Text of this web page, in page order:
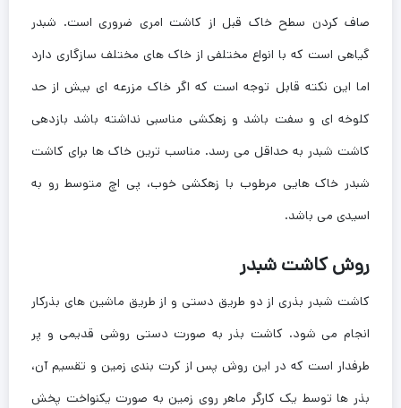
صاف کردن سطح خاک قبل از کاشت امری ضروری است. شبدر
گیاهی است که با انواع مختلفی از خاک های مختلف سازگاری دارد
اما این نکته قابل توجه است که اگر خاک مزرعه ای بیش از حد
کلوخه ای و سفت باشد و زهکشی مناسبی نداشته باشد بازدهی
کاشت شبدر به حداقل می رسد. مناسب ترین خاک ها برای کاشت
شبدر خاک هایی مرطوب با زهکشی خوب، پی اچ متوسط رو به
اسیدی می باشد.
روش کاشت شبدر
کاشت شبدر بذری از دو طریق دستی و از طریق ماشین های بذرکار
انجام می شود. کاشت بذر به صورت دستی روشی قدیمی و پر
طرفدار است که در این روش پس از کرت بندی زمین و تقسیم آن،
بذر ها توسط یک کارگر ماهر روی زمین به صورت یکنواخت پخش